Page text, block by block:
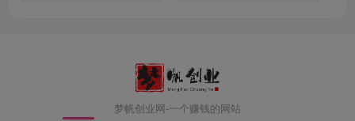
梦帆创业网-一个赚钱的网站